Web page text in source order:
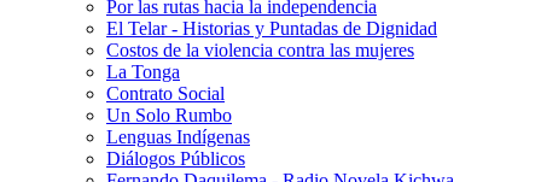
Por las rutas hacia la independencia
El Telar - Historias y Puntadas de Dignidad
Costos de la violencia contra las mujeres
La Tonga
Contrato Social
Un Solo Rumbo
Lenguas Indígenas
Diálogos Públicos